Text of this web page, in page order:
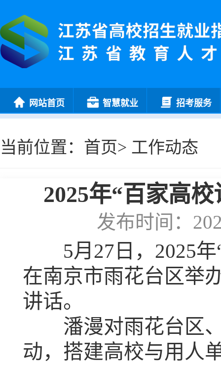
网站首页 智慧就业 招考服务
当前位置： 首页> 工作动态
2025年“百家高
发布时间：
5月27日，2025年“
在南京市雨花台区举
讲话。
潘漫对雨花台区、
动，搭建高校与用人